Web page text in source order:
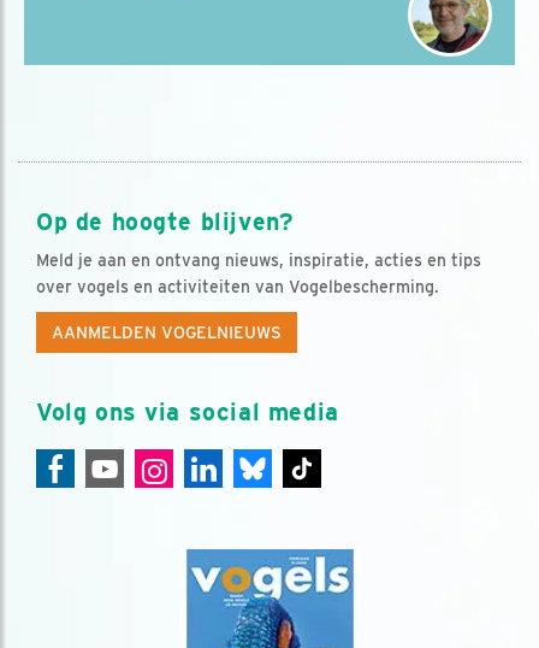
Op de hoogte blijven?
Meld je aan en ontvang nieuws, inspiratie, acties en tips
over vogels en activiteiten van Vogelbescherming.
AANMELDEN VOGELNIEUWS
Volg ons via social media